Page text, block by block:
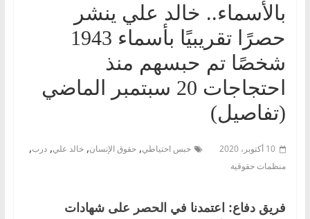
بالأسماء.. خالد علي ينشر
حصرًا تقريبيًا بأسماء 1943
شخصًا تم حبسهم منذ
احتجاجات 20 سبتمبر الماضي
(تفاصيل)
10 أكتوبر، 2020 حبس احتياطي, حقوق الإنسان, خالد علي, درب,
منظمات حقوقية
فريق دفاع: اعتمدنا في الحصر على شهادات